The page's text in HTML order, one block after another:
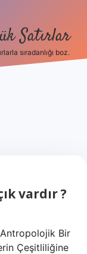
Satırlar
sıradanlığı boz.
vardır ?
Antropolojik Bir
Çeşitliliğine